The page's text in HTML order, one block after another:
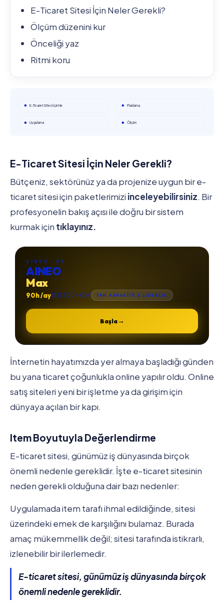
E-Ticaret Sitesi İçin Neler Gerekli?
Ölçüm düzenini kur
Önceliği yaz
Ritmi koru
E-Ticaret Sitesi İçin Ne Planlama
Uygulama Ölçüm
E-Ticaret Sitesi İçin Neler Gerekli?
Bütçeniz, sektörünüz ya da projenize uygun bir e-
ticaret sitesi için paketlerimizi inceleyebilirsiniz. Bir
profesyonelin bakış açısı ile doğru bir sistem
kurmak için tıklayınız.
AINEO · 03
AINEO
Max
90h /ay₺131.900 +KDV TAM KAPASİTE & LİDERLİK
Başla→
İnternetin hayatımızda yer almaya başladığı günden
bu yana ticaret çoğunlukla online yapılır oldu. Online
satış siteleri yeni bir işletme ya da girişim için
dünyaya açılan bir kapı.
Item Boyutuyla Değerlendirme
E-ticaret sitesi, günümüz iş dünyasında birçok
önemli nedenle gereklidir. İşte e-ticaret sitesinin
neden gerekli olduğuna dair bazı nedenler:
Uygulamada item tarafı ihmal edildiğinde, sitesi
üzerindeki emek de karşılığını bulamaz. Burada
amaç mükemmellik değil; sitesi tarafında istikrarlı,
izlenebilir bir ilerlemedir.
E-ticaret sitesi, günümüz iş dünyasında birçok
önemli nedenle gereklidir.